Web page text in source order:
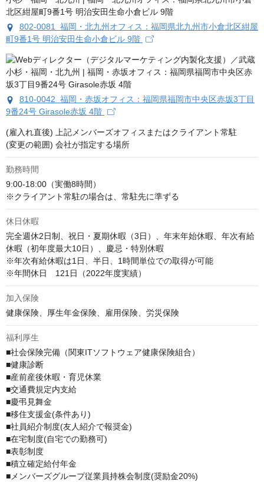
802-0081 福岡・北九州オフィス：福岡県北九州市小倉北区紺屋
町9番1号 明治安田生命小倉ビル 9階
810-0042 福岡・赤坂オフィス：福岡県福岡市中央区赤坂3丁目
9番24号 Girasole赤坂 4階
(雇入れ直後) 上記メンバーズオフィスまたはクライアント常駐
(変更の範囲) 会社が指定する場所
勤務時間
9:00-18:00（実働8時間）
※クライアント常駐の場合は、常駐先に準ずる
休日休暇
完全週休2日制、祝日・夏期休暇（3日）、年末年始休暇、年次有給
休暇（初年度最大10日）、慶忌・特別休暇
※年次有給休暇は1日、半日、1時間単位での取得が可能
※年間休日　121日（2022年度実績）
加入保険
健康保険、厚生年金保険、雇用保険、労災保険
福利厚生
■社会保険完備（関東ITソフトウェア健康保険組合）
■健康診断
■産前産後休暇・育児休業
■交通費規定内支給
■慶弔見舞金
■移住支援金(条件あり)
■社員紹介制度(友人紹介で報奨金)
■在宅制度(自宅での勤務可)
■表彰制度
■積立確定給付年金
■メンバーズグループ従業員持株会制度(奨励金20%)